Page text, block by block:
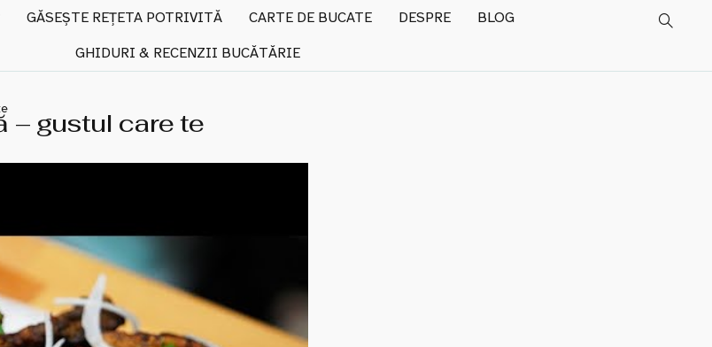
GĂSEȘTE REȚETA POTRIVITĂ CARTE DE BUCATE DESPRE
BLOG
GHIDURI & RECENZII BUCĂTĂRIE
– gustul care te